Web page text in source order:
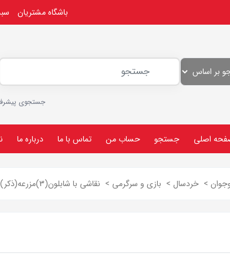
باشگاه مشتریان
جستجوی
اصلی جستجو حساب من تماس با ما درباره ما
> خردسال > بازی و سرگرمی > نقاشی با شابلون(3)مزرعه(ذکر)#